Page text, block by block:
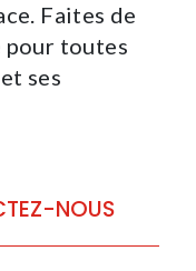
Faites de
pour toutes
ses
NOUS